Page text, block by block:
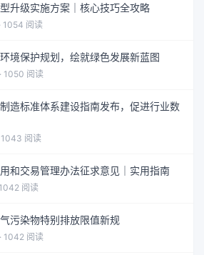
升级实施方案｜核心技巧全攻略
阅读
境保护规划，绘就绿色发展新蓝图
1050 阅读
造标准体系建设指南发布，促进行业数
阅读
和交易管理办法征求意见｜实用指南
阅读
污染物特别排放限值新规
1042 阅读